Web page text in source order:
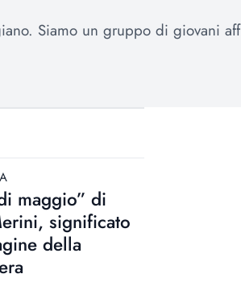
Siamo un gruppo di giovani
maggio” di
significato
della